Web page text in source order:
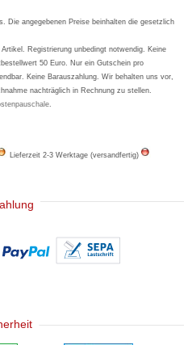
Die angegebenen Preise beinhalten die gesetzlich
Registrierung unbedingt notwendig. Keine
50 Euro. Nur ein Gutschein pro
Keine Barauszahlung. Wir behalten uns vor,
nachträglich in Rechnung zu stellen.
.
Lieferzeit 2-3 Werktage (versandfertig)